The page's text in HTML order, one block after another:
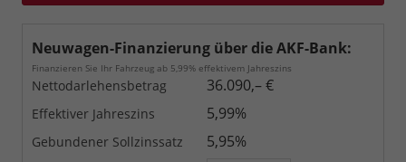
Neuwagen-Finanzierung über die AKF-Bank:
Finanzieren Sie Ihr Fahrzeug ab 5,99% effektivem Jahreszins
Nettodarlehensbetrag 36.090,– €
Effektiver Jahreszins 5,99%
Gebundener Sollzinssatz 5,95%